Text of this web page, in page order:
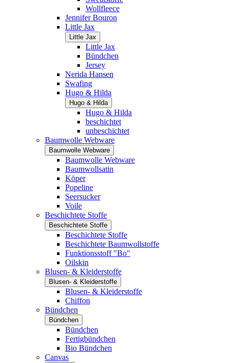
Wollfleece
Jennifer Bouron
Little Jax
Little Jax
Little Jax
Bündchen
Jersey
Nerida Hansen
Swafing
Hugo & Hilda
Hugo & Hilda
Hugo & Hilda
beschichtet
unbeschichtet
Baumwolle Webware
Baumwolle Webware
Baumwolle Webware
Baumwollsatin
Köper
Popeline
Seersucker
Voile
Beschichtete Stoffe
Beschichtete Stoffe
Beschichtete Stoffe
Beschichtete Baumwollstoffe
Funktionsstoff "Bo"
Oilskin
Blusen- & Kleiderstoffe
Blusen- & Kleiderstoffe
Blusen- & Kleiderstoffe
Chiffon
Bündchen
Bündchen
Bündchen
Fertigbündchen
Bio Bündchen
Canvas